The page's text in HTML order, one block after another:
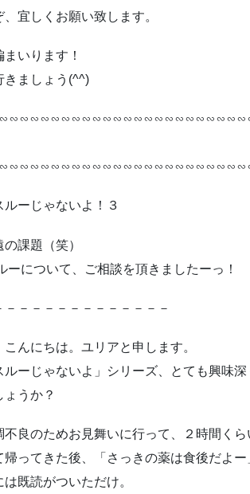
宜しくお願い致します。
いります！
きましょう(^^)
ーじゃないよ！３
課題（笑）
ーについて、ご相談を頂きましたーっ！
－－－－－－－－－－－－－
んにちは。ユリアと申します。
ルーじゃないよ」シリーズ、とても興味
うか？
不良のためお見舞いに行って、２時間く
帰ってきた後、「さっきの薬は食後だよ
既読がついただけ。